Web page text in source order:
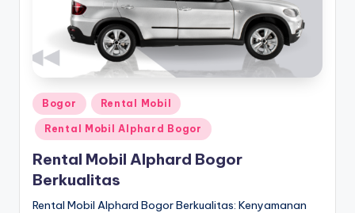
Posted
in
Bogor Rental Mobil
Rental Mobil Alphard Bogor
Rental Mobil Alphard Bogor
Berkualitas
Rental Mobil Alphard Bogor Berkualitas: Kenyamanan